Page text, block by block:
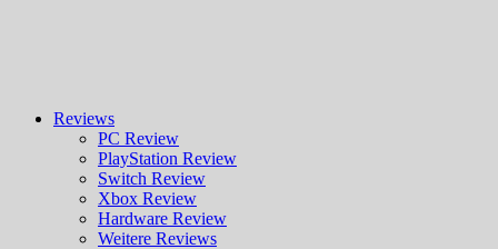
Reviews
PC Review
PlayStation Review
Switch Review
Xbox Review
Hardware Review
Weitere Reviews